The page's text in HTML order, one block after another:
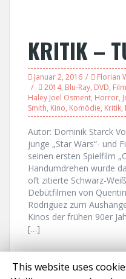
KRITIK –
Januar 2, 2016 Florian
2014, Blu-Ray, DVD, Film
Haley Joel Osment, Horror,
Smith, Kino, Komödie, Kritik,
Autor: Dominik Starck
junge „Star Wars“- und
seinen ersten Spielfilm
Handumdrehen wurde
oft zitierte Schwarz-
Debütfilmen von
Rodriguez zum
Kinos der frühen 90er
[…]
This website uses